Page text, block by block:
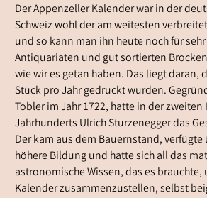
Der Appenzeller Kalender war in der
Schweiz wohl der am weitesten
und so kann man ihn heute noch für
Antiquariaten und gut sortierten
wie wir es getan haben. Das liegt daran,
Stück pro Jahr gedruckt wurden.
Tobler im Jahr 1722, hatte in der zweiten
Jahrhunderts Ulrich Sturzenegger das
Der kam aus dem Bauernstand,
höhere Bildung und hatte sich all das
astronomische Wissen, das es brauchte,
Kalender zusammenzustellen, selbst